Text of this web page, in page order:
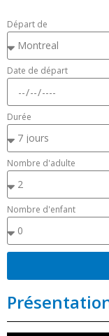
Départ de
Date de départ
Durée
Nombre d'adulte
Nombre d'enfant